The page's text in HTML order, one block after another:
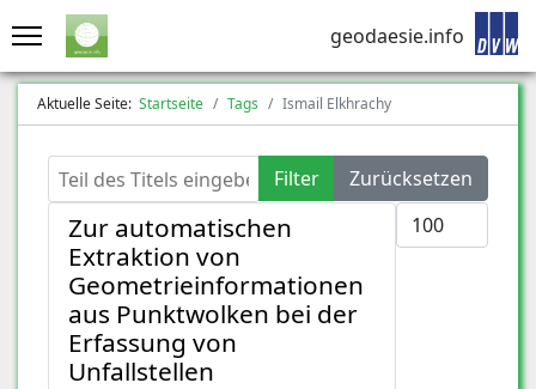
geodaesie.info
Aktuelle Seite: Startseite Tags Ismail Elkhrachy
Teil des Titels eingeben Filter
Zurücksetzen
Anzeige #
Zur automatischen
Extraktion von
Geometrieinformationen
aus Punktwolken bei der
Erfassung von
Unfallstellen